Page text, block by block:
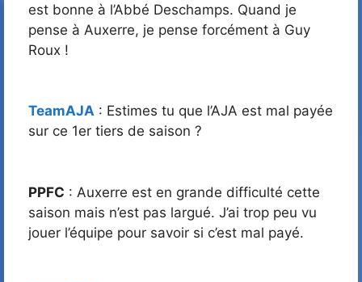
est bonne à l’Abbé Deschamps. Quand je
pense à Auxerre, je pense forcément à Guy
Roux !
TeamAJA : Estimes tu que l’AJA est mal payée
sur ce 1er tiers de saison ?
PPFC : Auxerre est en grande difficulté cette
saison mais n’est pas largué. J’ai trop peu vu
jouer l’équipe pour savoir si c’est mal payé.